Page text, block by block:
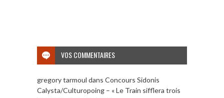
VOS COMMENTAIRES
gregory tarmoul dans Concours Sidonis
Calysta/Culturopoing – « Le Train sifflera trois